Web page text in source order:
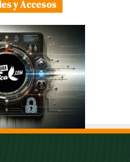
y Accesos